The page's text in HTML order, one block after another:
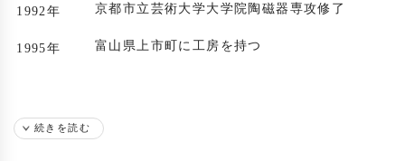
1992年 京都市立芸術大学大学院陶磁器専攻修了
1995年 富山県上市町に工房を持つ
続きを読む